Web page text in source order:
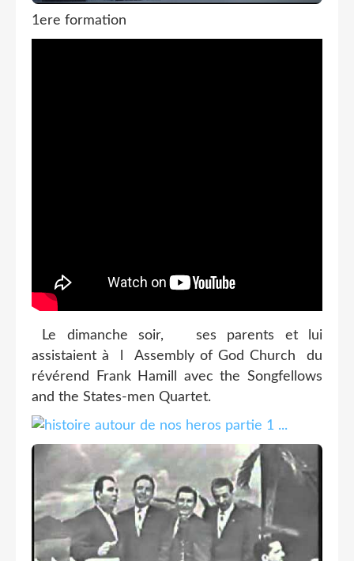
1ere formation
Le dimanche soir, ses parents et lui
assistaient à l Assembly of God Church du
révérend Frank Hamill avec the Songfellows
and the States-men Quartet.